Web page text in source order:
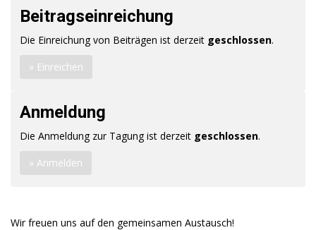
Beitragseinreichung
Die Einreichung von Beiträgen ist derzeit geschlossen.
» Einreichen
Anmeldung
Die Anmeldung zur Tagung ist derzeit geschlossen.
» Anmelden
Wir freuen uns auf den gemeinsamen Austausch!